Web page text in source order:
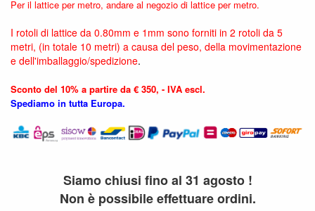
Per il lattice per metro, andare al negozio di lattice per metro.
I rotoli di lattice da 0.80mm e 1mm sono forniti in 2 rotoli da 5
metri, (in totale 10 metri) a causa del peso, della movimentazione
e dell'imballaggio/spedizione.
Sconto del 10% a partire da € 350, - IVA escl.
Spediamo in tutta Europa.
Siamo chiusi fino al 31 agosto !
Non è possibile effettuare ordini.